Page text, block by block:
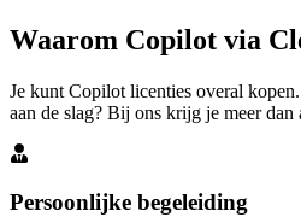
Waarom Copilot via
Je kunt Copilot licenties overal
aan de slag? Bij ons krijg je meer dan
Persoonlijke begeleiding